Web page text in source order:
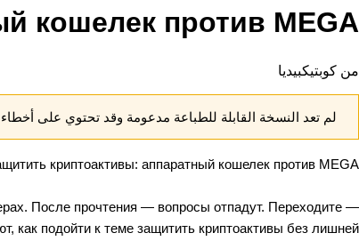
кошелек против MEGA
من كوبتيكبيديا
لم تعد النسخة القابلة للطباعة مدعومة وقد تحتوي على
криптоактивы: аппаратный кошелек против MEGA
После прочтения — вопросы отпадут. Переходите —
подойти к теме защитить криптоактивы без лишней